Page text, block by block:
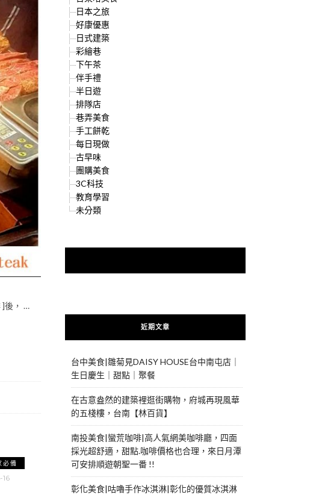
]後， …
必備
日本之旅
好康優惠
日式建築
彩繪巷
下午茶
伴手禮
半日遊
排隊店
巷弄美食
手工餅乾
每日現做
古早味
團購美食
3C科技
教育學習
未分類
近期文章
台中美食|雛菊見DAISY HOUSE台中南屯店｜
生日慶生｜甜點｜聚餐
在古意盎然的建築裡逛街購物，府城再現風華
的五棧樓，台南【林百貨】
南投美食|蠻荒咖啡|高人氣網美咖啡廳，四面
採光超舒適，甜點.咖啡價格也合理，來日月潭
可安排順遊朝聖一番 !!
彰化美食|咕嚕手作冰淇淋|彰化的優質冰淇淋